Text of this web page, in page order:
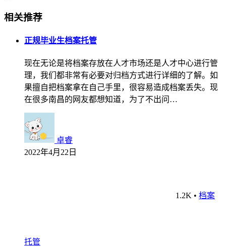
相关推荐
正规毕业生档案托管
现在无论是将档案存放在人才市场还是人才中心进行管
理，我们都非常有必要对归档方式进行详细的了解。如
果擅自把档案拿在自己手里，很容易造成档案丢失。现
在很多南昌的网友都想知道，为了不出问…
卓睿
2022年4月22日
1.2K • 档案
托管